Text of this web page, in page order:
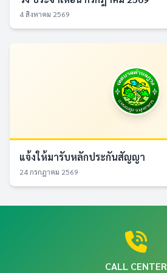
4 สิงหาคม 2569
แจ้งให้มารับหลักประกันสัญญา
24 กรกฎาคม 2569
CALL CENTER